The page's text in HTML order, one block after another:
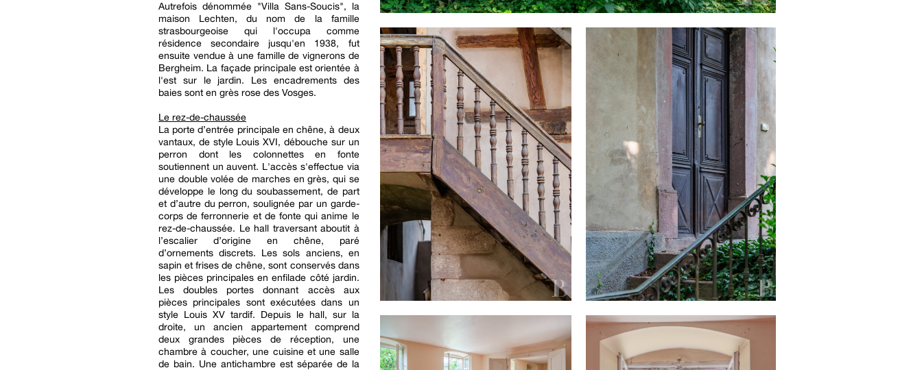
Autrefois dénommée "Villa Sans-Soucis", la
maison Lechten, du nom de la famille
strasbourgeoise qui l'occupa comme
résidence secondaire jusqu'en 1938, fut
ensuite vendue à une famille de vignerons de
Bergheim. La façade principale est orientée à
l'est sur le jardin. Les encadrements des
baies sont en grès rose des Vosges.
Le rez-de-chaussée
La porte d’entrée principale en chêne, à deux
vantaux, de style Louis XVI, débouche sur un
perron dont les colonnettes en fonte
soutiennent un auvent. L'accès s'effectue via
une double volée de marches en grès, qui se
développe le long du soubassement, de part
et d’autre du perron, soulignée par un garde-
corps de ferronnerie et de fonte qui anime le
rez-de-chaussée. Le hall traversant aboutit à
l’escalier d’origine en chêne, paré
d’ornements discrets. Les sols anciens, en
sapin et frises de chêne, sont conservés dans
les pièces principales en enfilade côté jardin.
Les doubles portes donnant accès aux
pièces principales sont exécutées dans un
style Louis XV tardif. Depuis le hall, sur la
droite, un ancien appartement comprend
deux grandes pièces de réception, une
chambre à coucher, une cuisine et une salle
de bain. Une antichambre est séparée de la